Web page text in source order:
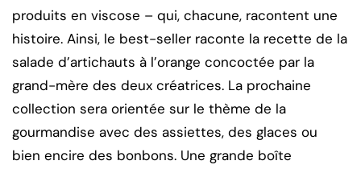
produits en viscose – qui, chacune, racontent une
histoire. Ainsi, le best-seller raconte la recette de la
salade d’artichauts à l’orange concoctée par la
grand-mère des deux créatrices. La prochaine
collection sera orientée sur le thème de la
gourmandise avec des assiettes, des glaces ou
bien encire des bonbons. Une grande boîte